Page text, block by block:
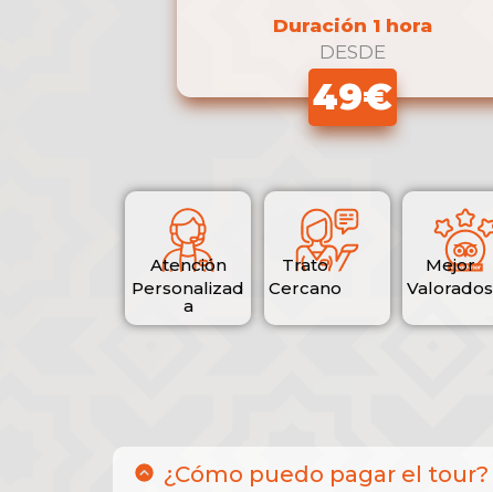
Duración 1 hora
DESDE
49€
Atención
Personalizad
a
Trato
Cercano
Mejor
Valorados
¿Cómo puedo pagar el tour?